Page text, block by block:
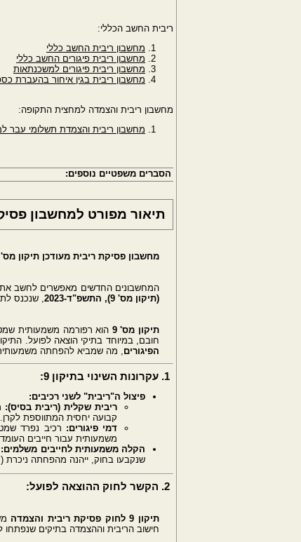
ריבית החשב הכללי:
מחשבון ריבית החשב כללי
מחשבון ריבית פיגורים החשב כללי
מחשבון ריבית פיגורים למשכנתאות
מחשבון ריבית בגין איחור בהעברת
מחשבון ריבית והצמדה למחצית התקופה:
מחשבון ריבית והצמדת תשלומי עבר
הסברים משפטיים נוספים:
תיאור מפורט למחשבון
מחשבון פסיקת ריבית מעודכן תיקון מס' 9)
המחשבונים החדשים מאפשרים לחשב את
(תיקון מס' 9), התשפ"ד-2023
, שנכנס לתוקף ב
תיקון מס' 9
הוא רפורמה משמעותית
חובם, במיוחד בתיקי הוצאה לפועל.
הפיגורים, מה שמביא להפחתה
1. עקרונות השינוי בתיקון 9:
פיצול ה"ריבית" לשני רכיבים:
ריבית שקלית (ריבית בסיס):
קבועה יחסית המתווספת לקרן.
דמי פיגורים: רכיב נפרד
משמעותית עבור חייבים
הקלה משמעותית לחייבים משלמים:
שנקבעו בחוק, ייהנה מהפחתה ניכרת (עד 70% ויותר) בדמי הפיגורים, וזאת בניגוד למצב ששרר לפני
2. הקשר לחוק ההוצאה לפועל:
תיקון 9 לחוק פסיקת ריבית והצמדה
חישוב הריבית וההצמדה בתיקים שנפתחו